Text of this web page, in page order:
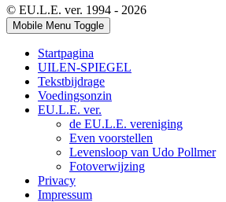
© EU.L.E. ver. 1994 - 2026
Mobile Menu Toggle
Startpagina
UILEN-SPIEGEL
Tekstbijdrage
Voedingsonzin
EU.L.E. ver.
de EU.L.E. vereniging
Even voorstellen
Levensloop van Udo Pollmer
Fotoverwijzing
Privacy
Impressum